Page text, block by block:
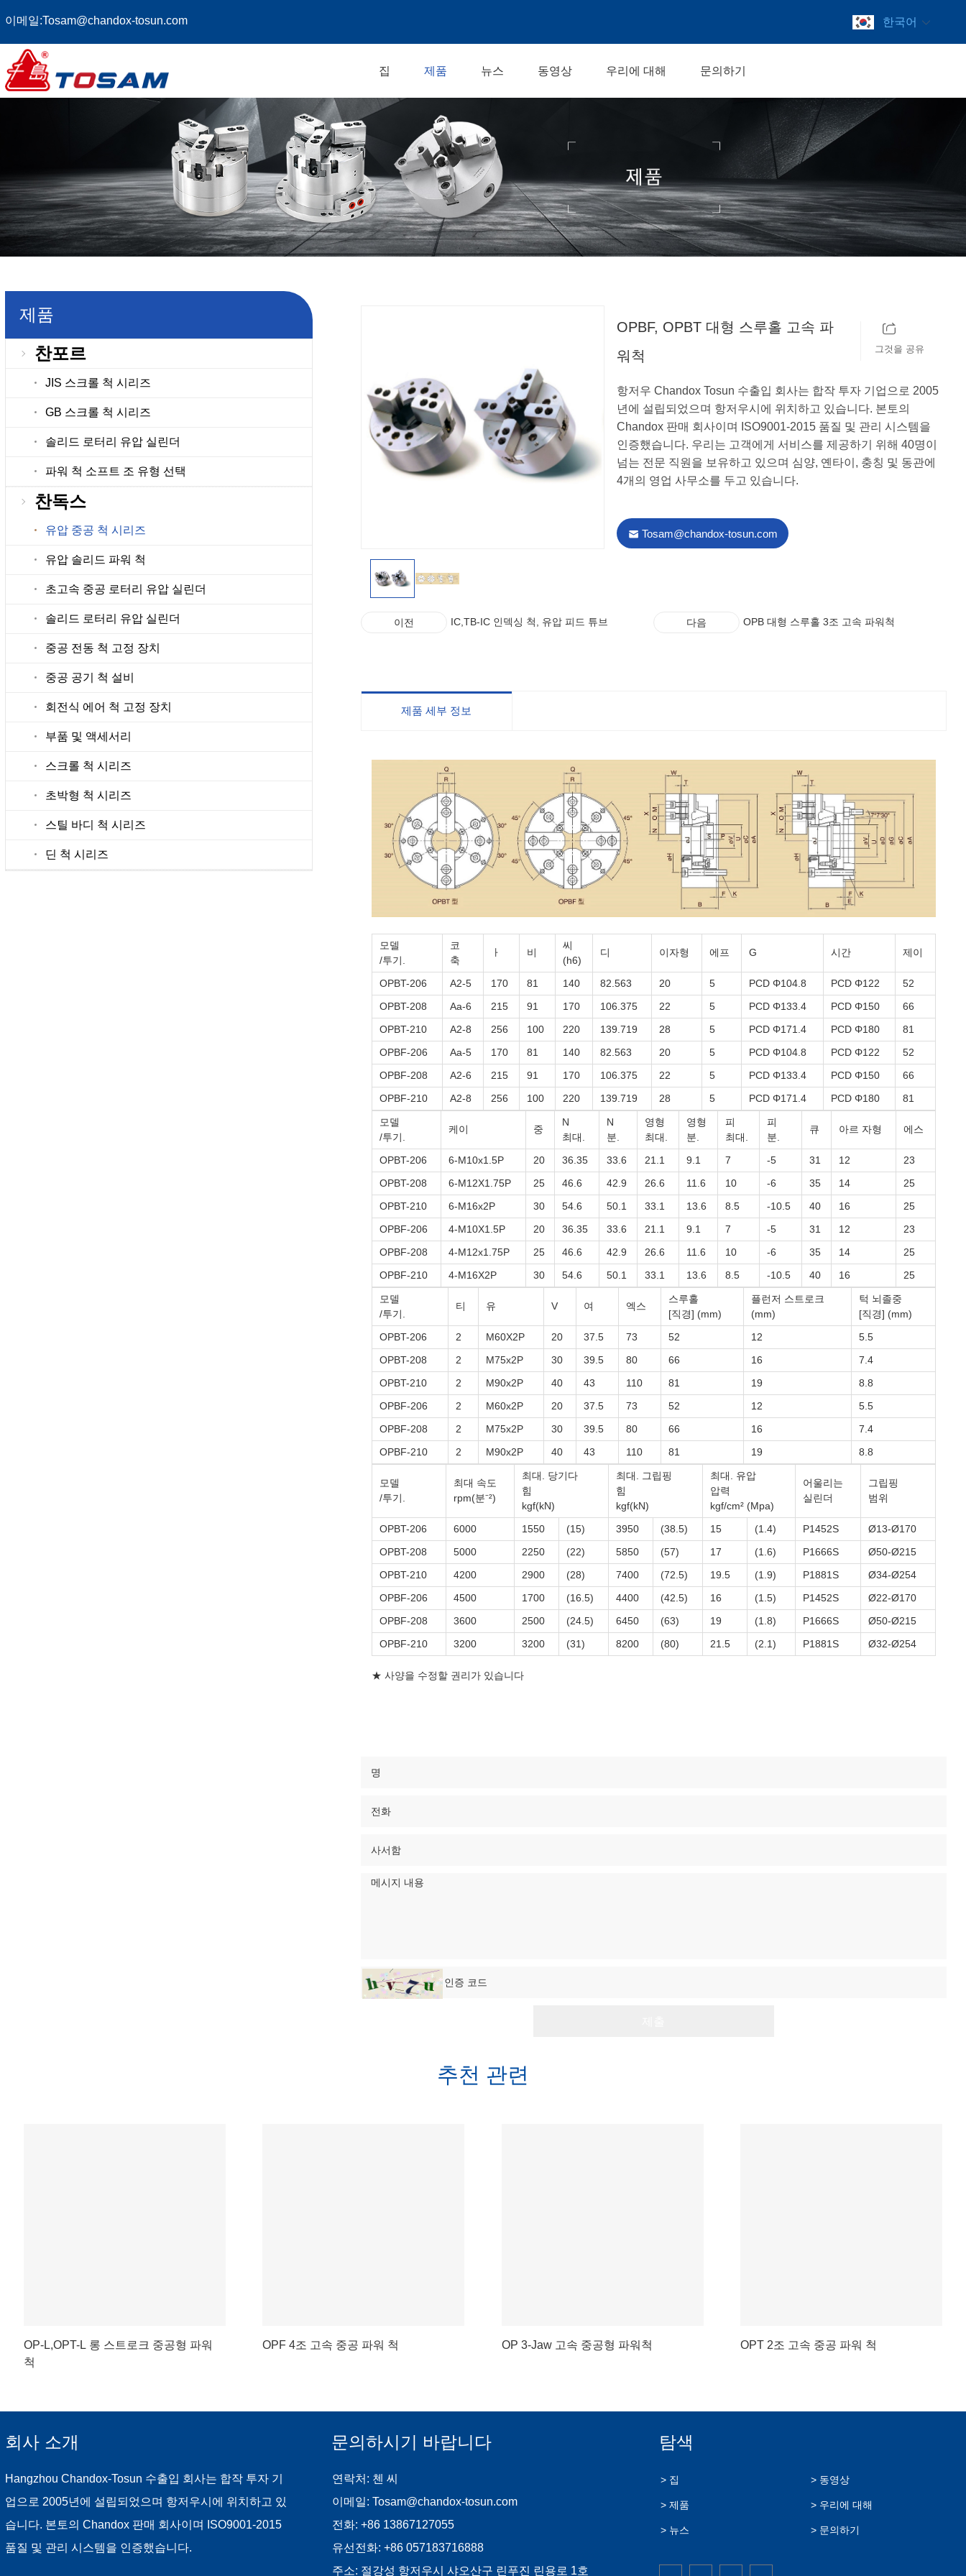
이메일:Tosam@chandox-tosun.com 한국어
집 제품 뉴스 동영상 우리에 대해 문의하기
제품
찬포르
JIS 스크롤 척 시리즈
GB 스크롤 척 시리즈
솔리드 로터리 유압 실린더
파워 척 소프트 조 유형 선택
찬독스
유압 중공 척 시리즈
유압 솔리드 파워 척
초고속 중공 로터리 유압 실린더
솔리드 로터리 유압 실린더
중공 전동 척 고정 장치
중공 공기 척 설비
회전식 에어 척 고정 장치
부품 및 액세서리
스크롤 척 시리즈
초박형 척 시리즈
스틸 바디 척 시리즈
딘 척 시리즈
OPBF, OPBT 대형 스루홀 고속 파
워척
그것을 공유
항저우 Chandox Tosun 수출입 회사는 합작 투자 기업으로 2005
년에 설립되었으며 항저우시에 위치하고 있습니다. 본토의
Chandox 판매 회사이며 ISO9001-2015 품질 및 관리 시스템을
인증했습니다. 우리는 고객에게 서비스를 제공하기 위해 40명이
넘는 전문 직원을 보유하고 있으며 심양, 옌타이, 충칭 및 동관에
4개의 영업 사무소를 두고 있습니다.
Tosam@chandox-tosun.com
이전 IC,TB-IC 인덱싱 척, 유압 피드 튜브 다음 OPB 대형 스루홀 3조 고속 파워척
제품 세부 정보
모델
/투기.
코
축
ㅏ 비
씨
(h6)
디 이자형 에프 G 시간 제이
OPBT-206 A2-5 170 81 140 82.563 20 5 PCD Φ104.8 PCD Φ122
52
OPBT-208
Aa-6 215 91 170 106.375 22 5 PCD Φ133.4 PCD Φ150
66
OPBT-210
A2-8 256 100 220 139.719 28 5 PCD Φ171.4 PCD Φ180
81
OPBF-206
Aa-5 170 81 140 82.563 20 5 PCD Φ104.8 PCD Φ122
52
OPBF-208
A2-6 215 91 170 106.375 22 5 PCD Φ133.4 PCD Φ150
66
OPBF-210
A2-8 256 100 220 139.719 28 5 PCD Φ171.4 PCD Φ180 81
모델
/투기.
케이 중
N
최대.
N
분.
영형
최대.
영형
분.
피
최대.
피
분.
큐 아르 자형 에스
OPBT-206 6-M10x1.5P 20 36.35 33.6 21.1 9.1 7 -5 31 12
23
OPBT-208
6-M12X1.75P 25 46.6 42.9 26.6 11.6 10 -6 35 14
25
OPBT-210
6-M16x2P 30 54.6 50.1 33.1 13.6 8.5 -10.5 40 16
25
OPBF-206
4-M10X1.5P 20 36.35 33.6 21.1 9.1 7 -5 31 12
23
OPBF-208
4-M12x1.75P 25 46.6 42.9 26.6 11.6 10 -6 35 14
25
OPBF-210
4-M16X2P 30 54.6 50.1 33.1 13.6 8.5 -10.5 40 16 25
모델
/투기.
티 유 V 여 엑스
스루홀
[직경] (mm)
플런저 스트로크
(mm)
턱 뇌졸중
[직경] (mm)
OPBT-206
2 M60X2P 20 37.5 73 52 12
5.5
OPBT-208
2 M75x2P 30 39.5 80 66 16
7.4
OPBT-210
2 M90x2P 40 43 110 81 19
8.8
OPBF-206
2 M60x2P 20 37.5 73 52 12
5.5
OPBF-208
2 M75x2P 30 39.5 80 66 16
7.4
OPBF-210
2 M90x2P 40 43 110 81 19 8.8
모델
/투기.
최대 속도
rpm(분⁻²)
최대. 당기다
힘
kgf(kN)
최대. 그립핑
힘
kgf(kN)
최대. 유압
압력
kgf/cm² (Mpa)
어울리는
실린더
그립핑
범위
OPBT-206 6000 1550 (15) 3950 (38.5) 15 (1.4) P1452S
Ø13-Ø170
OPBT-208
5000 2250 (22) 5850 (57) 17 (1.6) P1666S
Ø50-Ø215
OPBT-210
4200 2900 (28) 7400 (72.5) 19.5 (1.9) P1881S
Ø34-Ø254
OPBF-206
4500 1700 (16.5) 4400 (42.5) 16 (1.5) P1452S
Ø22-Ø170
OPBF-208
3600 2500 (24.5) 6450 (63) 19 (1.8) P1666S
Ø50-Ø215
OPBF-210
3200 3200 (31) 8200 (80) 21.5 (2.1) P1881S Ø32-Ø254
★ 사양을 수정할 권리가 있습니다
추천 관련
OP-L,OPT-L 롱 스트로크 중공형 파워
척
OPF 4조 고속 중공 파워 척 OP 3-Jaw 고속 중공형 파워척 OPT 2조 고속 중공 파워 척
회사 소개
Hangzhou Chandox-Tosun 수출입 회사는 합작 투자 기
업으로 2005년에 설립되었으며 항저우시에 위치하고 있
습니다. 본토의 Chandox 판매 회사이며 ISO9001-2015
품질 및 관리 시스템을 인증했습니다.
문의하시기 바랍니다
연락처: 첸 씨
이메일: Tosam@chandox-tosun.com
전화: +86 13867127055
유선전화: +86 057183716888
주소: 절강성 항저우시 샤오산구 린푸진 린용로 1호
탐색
> 집
> 제품
> 뉴스
> 동영상
> 우리에 대해
> 문의하기